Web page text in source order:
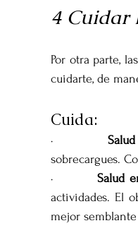
4 Cuidar
Por otra parte,
cuidarte, de
Cuida:
·
sobrecargues.
· Salud
actividades. El
mejor